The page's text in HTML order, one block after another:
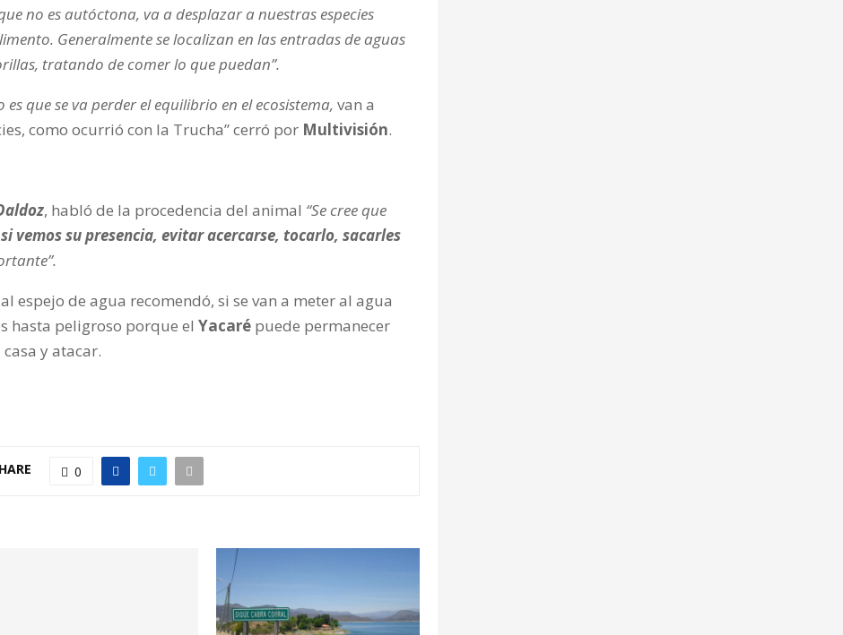
no es autóctona, va a desplazar a nuestras especies
Generalmente se localizan en las entradas de aguas
tratando de comer lo que puedan”.
es que se va perder el equilibrio en el ecosistema, van a
como ocurrió con la Trucha” cerró por Multivisión.
, habló de la procedencia del animal “Se cree que
si vemos su presencia, evitar acercarse, tocarlo, sacarles
espejo de agua recomendó, si se van a meter al agua
hasta peligroso porque el Yacaré puede permanecer
y atacar.
0